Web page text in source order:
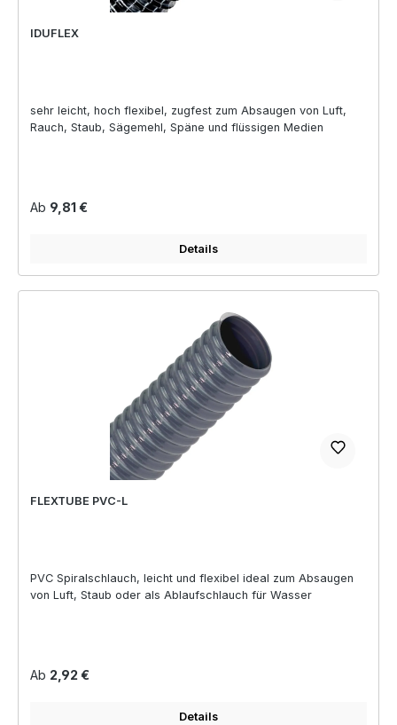
IDUFLEX
sehr leicht, hoch flexibel, zugfest zum Absaugen von Luft,
Rauch, Staub, Sägemehl, Späne und flüssigen Medien
Regulärer Preis:
Ab 9,81 €
Details
FLEXTUBE PVC-L
PVC Spiralschlauch, leicht und flexibel ideal zum Absaugen
von Luft, Staub oder als Ablaufschlauch für Wasser
Regulärer Preis:
Ab 2,92 €
Details